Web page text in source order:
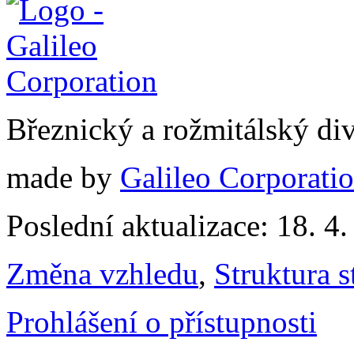
Březnický a rožmitálský
made by Galileo
Poslední aktualizace: 18.
Změna vzhledu, Struktura
Prohlášení o přístupnosti